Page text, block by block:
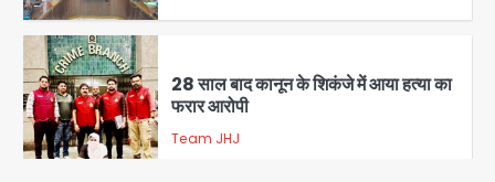
3
28 साल बाद कानून के शिकंजे में आया हत्या का
फरार आरोपी
Team JHJ